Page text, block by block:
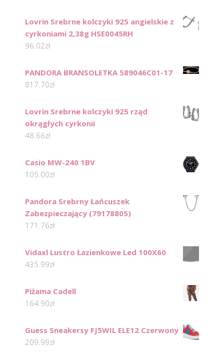
Lovrin Srebrne kolczyki 925 angielskie z
cyrkoniami 2,38g HSE0045RH
96.02zł
PANDORA BRANSOLETKA 589046C01-17
817.70zł
Lovrin Srebrne kolczyki 925 rząd
okrągłych cyrkonii
48.66zł
Casio MW-240 1BV
105.00zł
Pandora Srebrny Łańcuszek
Zabezpieczający (79178805)
171.76zł
Vidaxl Lustro Łazienkowe Led 100X60
435.99zł
Piżama Cadell
164.90zł
Guess Sneakersy FJ5WIL ELE12 Czerwony
209.99zł